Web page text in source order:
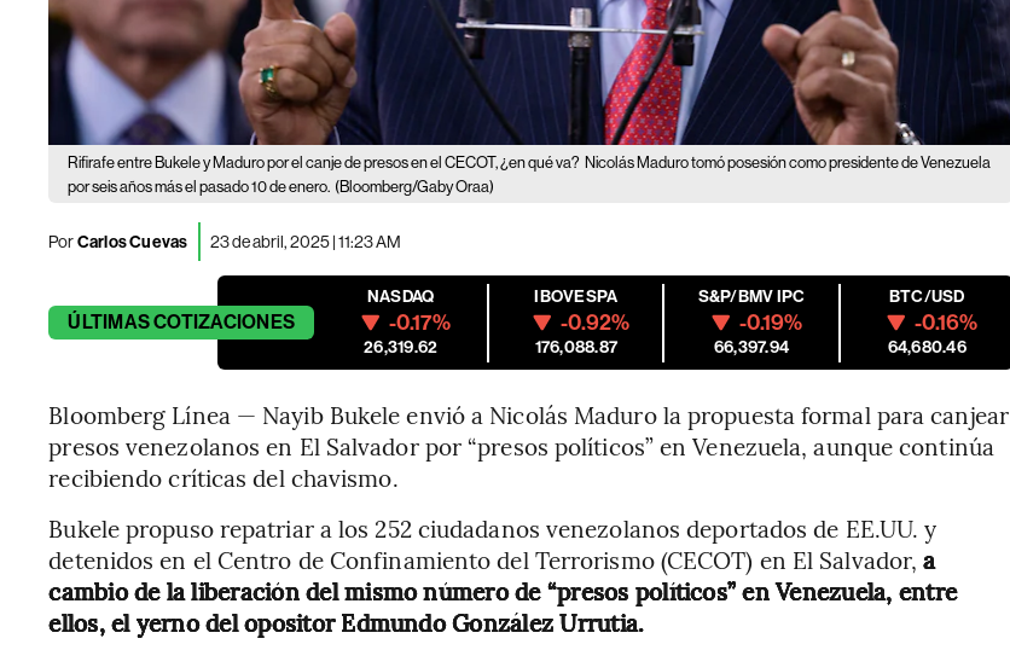
Rifirafe entre Bukele y Maduro por el canje de presos en el CECOT, ¿en qué va? Nicolás Maduro tomó posesión como presidente de Venezuela
por seis años más el pasado 10 de enero. (Bloomberg/Gaby Oraa)
PorCarlos Cuevas 23 de abril, 2025 | 11:23 AM
ÚLTIMASCOTIZACIONES
NASDAQ
-0.17%
26,319.62
IBOVESPA
-0.92%
176,088.87
S&P/BMV IPC
-0.19%
66,397.94
BTC/USD
-0.16%
64,680.46
Bloomberg Línea — Nayib Bukele envió a Nicolás Maduro la propuesta formal para canjear
presos venezolanos en El Salvador por “presos políticos” en Venezuela, aunque continúa
recibiendo críticas del chavismo.
Bukele propuso repatriar a los 252 ciudadanos venezolanos deportados de EE.UU. y
detenidos en el Centro de Confinamiento del Terrorismo (CECOT) en El Salvador, a
cambio de la liberación del mismo número de “presos políticos” en Venezuela, entre
ellos, el yerno del opositor Edmundo González Urrutia.